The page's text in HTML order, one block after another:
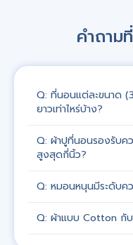
คำถาม
Q: ที่นอนแต่ละขนาด
ยาวเท่าไหร่บ้าง?
Q: ผ้าปูที่นอนรองรับค
สูงสุดกี่นิ้ว?
Q: หมอนหนุนมีระดับค
Q: ผ้าแบบ Cotton กั